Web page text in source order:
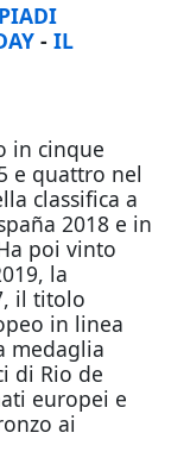
- IL
in cinque
e quattro nel
classifica a
2018 e in
poi vinto
la
il titolo
in linea
medaglia
di Rio de
europei e
ai